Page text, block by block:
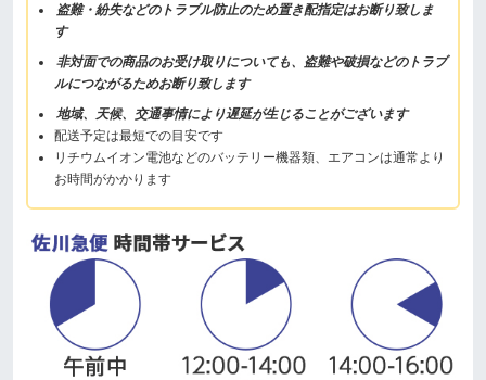
盗難・紛失などのトラブル防止のため置き配指定はお断り致しま
す
非対面での商品のお受け取りについても、盗難や破損などのトラブ
ルにつながるためお断り致します
地域、天候、交通事情により遅延が生じることがございます
配送予定は最短での目安です
リチウムイオン電池などのバッテリー機器類、エアコンは通常より
お時間がかかります